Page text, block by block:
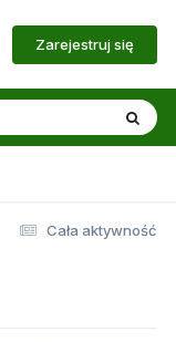
Zarejestruj się
Cała aktywność